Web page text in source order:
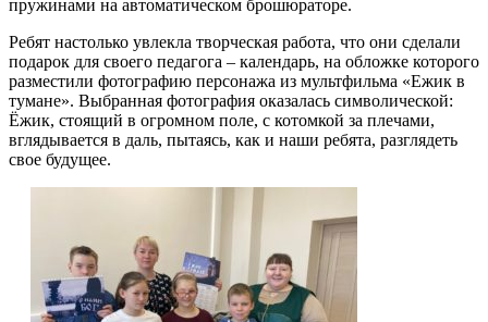
пружинами на автоматическом брошюраторе.
Ребят настолько увлекла творческая работа, что они сделали
подарок для своего педагога – календарь, на обложке которого
разместили фотографию персонажа из мультфильма «Ежик в
тумане». Выбранная фотография оказалась символической:
Ёжик, стоящий в огромном поле, с котомкой за плечами,
вглядывается в даль, пытаясь, как и наши ребята, разглядеть
свое будущее.